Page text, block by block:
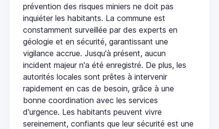
prévention des risques miniers ne doit pas
inquiéter les habitants. La commune est
constamment surveillée par des experts en
géologie et en sécurité, garantissant une
vigilance accrue. Jusqu'à présent, aucun
incident majeur n'a été enregistré. De plus, les
autorités locales sont prêtes à intervenir
rapidement en cas de besoin, grâce à une
bonne coordination avec les services
d'urgence. Les habitants peuvent vivre
sereinement, confiants que leur sécurité est une